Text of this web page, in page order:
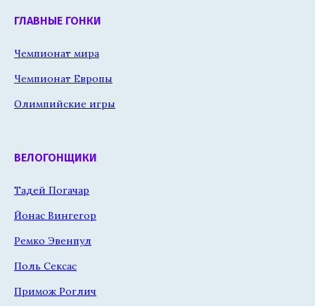
ГЛАВНЫЕ ГОНКИ
Чемпионат мира
Чемпионат Европы
Олимпийские игры
ВЕЛОГОНЩИКИ
Тадей Погачар
Йонас Вингегор
Ремко Эвенпул
Поль Сексас
Примож Роглич